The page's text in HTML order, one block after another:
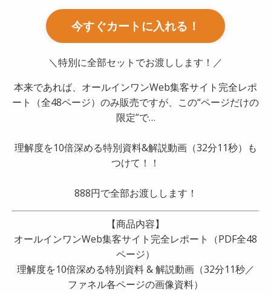
今すぐカートに入れる！
＼特別に全部セットでお渡しします！／
本来であれば、オールインワンWeb集客サイト完全レポ
ート（全48ページ）のみ販売ですが、この“ページだけの
限定”で…
理解度を10倍深める特別資料&解説動画（32分11秒）も
つけて！！
888円で全部お渡しします！
【商品内容】
オールインワンWeb集客サイト完全レポート（PDF全48
ページ）
理解度を10倍深める特別資料 & 解説動画（32分11秒／
ファネル各ページの画像資料）